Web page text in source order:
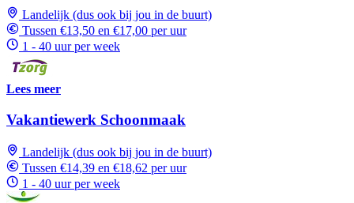
Landelijk (dus ook bij jou in de buurt)
Tussen €13,50 en €17,00 per uur
1 - 40 uur per week
Lees meer
Vakantiewerk Schoonmaak
Landelijk (dus ook bij jou in de buurt)
Tussen €14,39 en €18,62 per uur
1 - 40 uur per week